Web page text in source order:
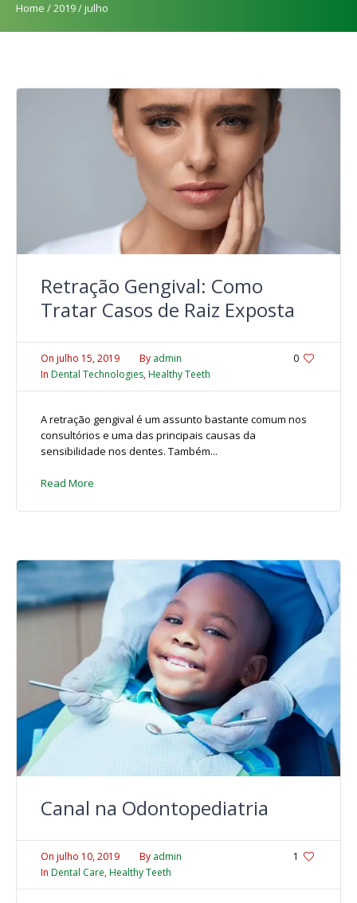
Home /2019/julho
Retração Gengival: Como
Tratar Casos de Raiz Exposta
0
On julho 15, 2019 By admin
In Dental Technologies,Healthy Teeth
A retração gengival é um assunto bastante comum nos
consultórios e uma das principais causas da
sensibilidade nos dentes. Também...
Read More
Canal na Odontopediatria
1
On julho 10, 2019 By admin
In Dental Care,Healthy Teeth